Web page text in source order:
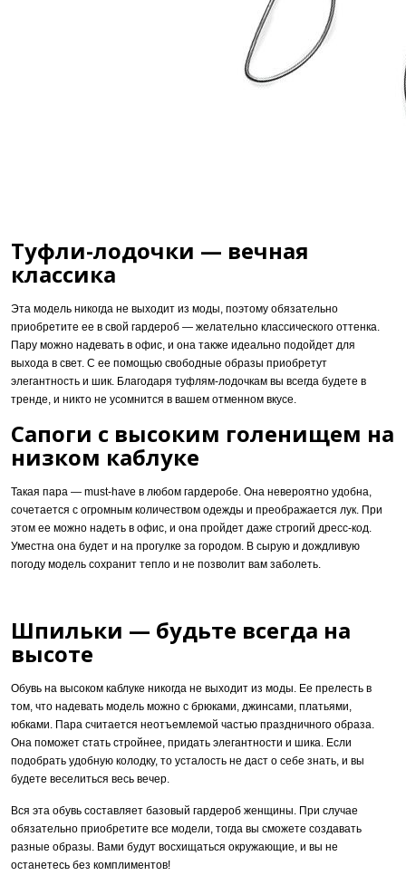
Туфли-лодочки — вечная
классика
Эта модель никогда не выходит из моды, поэтому обязательно
приобретите ее в свой гардероб — желательно классического оттенка.
Пару можно надевать в офис, и она также идеально подойдет для
выхода в свет. С ее помощью свободные образы приобретут
элегантность и шик. Благодаря туфлям-лодочкам вы всегда будете в
тренде, и никто не усомнится в вашем отменном вкусе.
Сапоги с высоким голенищем на
низком каблуке
Такая пара — must-have в любом гардеробе. Она невероятно удобна,
сочетается с огромным количеством одежды и преображается лук. При
этом ее можно надеть в офис, и она пройдет даже строгий дресс-код.
Уместна она будет и на прогулке за городом. В сырую и дождливую
погоду модель сохранит тепло и не позволит вам заболеть.
Шпильки — будьте всегда на
высоте
Обувь на высоком каблуке никогда не выходит из моды. Ее прелесть в
том, что надевать модель можно с брюками, джинсами, платьями,
юбками. Пара считается неотъемлемой частью праздничного образа.
Она поможет стать стройнее, придать элегантности и шика. Если
подобрать удобную колодку, то усталость не даст о себе знать, и вы
будете веселиться весь вечер.
Вся эта обувь составляет базовый гардероб женщины. При случае
обязательно приобретите все модели, тогда вы сможете создавать
разные образы. Вами будут восхищаться окружающие, и вы не
останетесь без комплиментов!